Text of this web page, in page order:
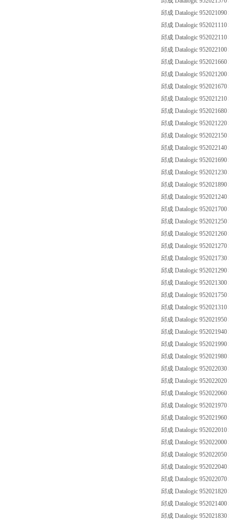
邱成 Datalogic
邱成 Datalogic
邱成 Datalogic
邱成 Datalogic
邱成 Datalogic
邱成 Datalogic
邱成 Datalogic
邱成 Datalogic
邱成 Datalogic
邱成 Datalogic
邱成 Datalogic
邱成 Datalogic
邱成 Datalogic
邱成 Datalogic
邱成 Datalogic
邱成 Datalogic
邱成 Datalogic
邱成 Datalogic
邱成 Datalogic
邱成 Datalogic
邱成 Datalogic
邱成 Datalogic
邱成 Datalogic
邱成 Datalogic
邱成 Datalogic
邱成 Datalogic
邱成 Datalogic
邱成 Datalogic
邱成 Datalogic
邱成 Datalogic
邱成 Datalogic
邱成 Datalogic
邱成 Datalogic
邱成 Datalogic
邱成 Datalogic
邱成 Datalogic
邱成 Datalogic
邱成 Datalogic
邱成 Datalogic
邱成 Datalogic
邱成 Datalogic
邱成 Datalogic